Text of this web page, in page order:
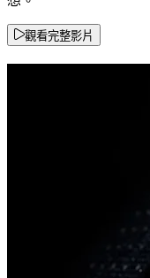
觀看完整影片